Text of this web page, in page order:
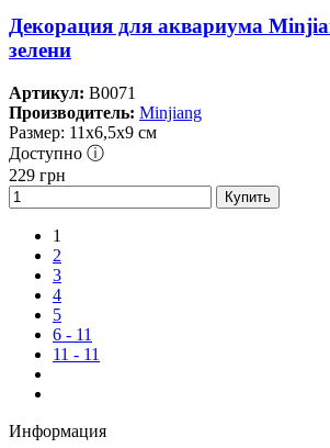
Декорация для аквариума
зелени
Артикул: B0071
Производитель: Minjiang
Размер: 11х6,5х9 см
Доступно ⓘ
229 грн
Купить
1
2
3
4
5
6 - 11
11 - 11
Информация